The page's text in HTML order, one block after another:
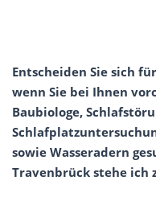
Entscheiden Sie sich
wenn Sie bei Ihnen
Baubiologe,
sowie Wasseradern
Travenbrück stehe ich